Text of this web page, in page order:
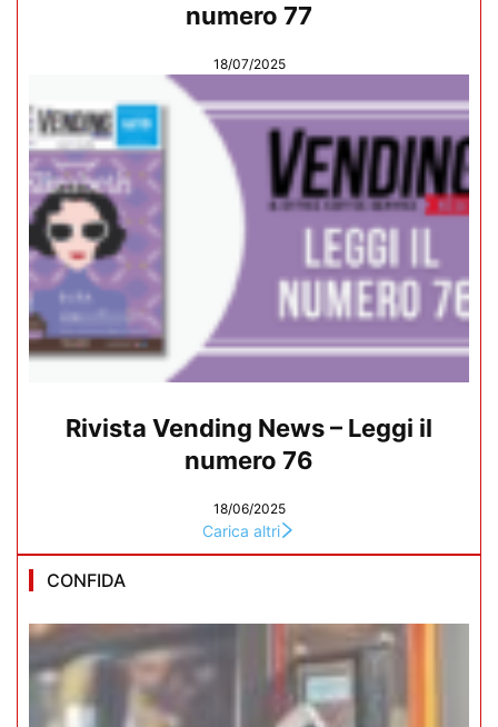
numero 77
18/07/2025
Rivista Vending News – Leggi il
numero 76
18/06/2025
Carica altri
CONFIDA